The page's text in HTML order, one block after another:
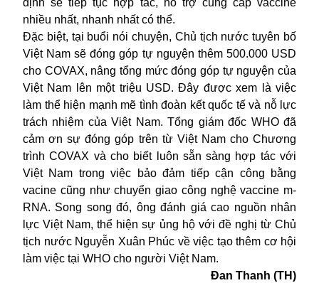
định sẽ tiếp tục hợp tác, hỗ trợ cung cấp vaccine
nhiều nhất, nhanh nhất có thể.
Đặc biệt, tại buổi nói chuyện, Chủ tịch nước tuyên bố
Việt Nam sẽ đóng góp tự nguyện thêm 500.000 USD
cho COVAX, nâng tổng mức đóng góp tự nguyện của
Việt Nam lên một triệu USD. Đây được xem là việc
làm thể hiện mạnh mẽ tình đoàn kết quốc tế và nỗ lực
trách nhiệm của Việt Nam. Tổng giám đốc WHO đã
cảm ơn sự đóng góp trên từ Việt Nam cho Chương
trình COVAX và cho biết luôn sẵn sàng hợp tác với
Việt Nam trong việc bảo đảm tiếp cận công bằng
vacine cũng như chuyển giao công nghệ vaccine m-
RNA. Song song đó, ông đánh giá cao nguồn nhân
lực Việt Nam, thể hiện sự ủng hộ với đề nghị từ Chủ
tịch nước Nguyễn Xuân Phúc về việc tạo thêm cơ hội
làm việc tại WHO cho người Việt Nam.
Đan Thanh (TH)